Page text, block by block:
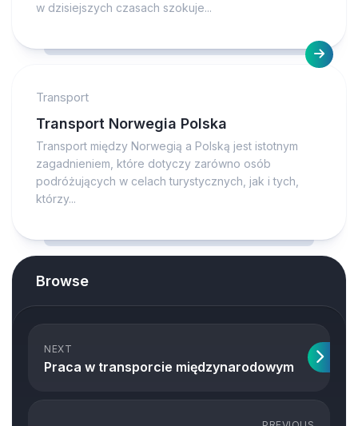
w dzisiejszych czasach szokuje...
Transport
Transport Norwegia Polska
Transport między Norwegią a Polską jest istotnym
zagadnieniem, które dotyczy zarówno osób
podróżujących w celach turystycznych, jak i tych,
którzy...
Browse
NEXT
Praca w transporcie międzynarodowym